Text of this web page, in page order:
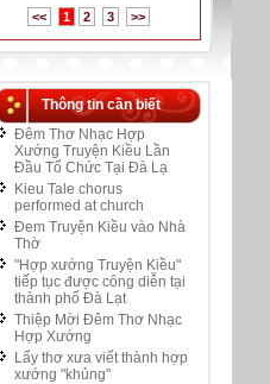
at church
Theo VietNamNews
Theo thanhnien.vn
<< 1 2 3 >>
Thông tin cần biết
Đêm Thơ Nhạc Hợp
Xướng Truyện Kiều Lần
Đầu Tổ Chức Tại Đà Lạ
Kieu Tale chorus
performed at church
Đem Truyện Kiều vào Nhà
Thờ
"Hợp xướng Truyện Kiều"
tiếp tục được công diễn tại
thành phố Đà Lạt
Thiệp Mời Đêm Thơ Nhạc
Hợp Xướng
Lấy thơ xưa viết thành hợp
xướng "khủng"